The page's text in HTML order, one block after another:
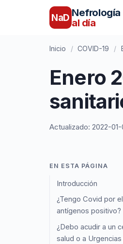
NaD Nefrología
al día
Inicio / COVID-19 /
Enero
Actualizado: 2022-01-
EN ESTA PÁGINA
Introducción
¿Tengo Covid por
antígenos positivo?
¿Debo acudir a un
salud o a Urgencias